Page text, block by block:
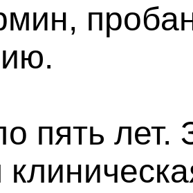
пять лет.